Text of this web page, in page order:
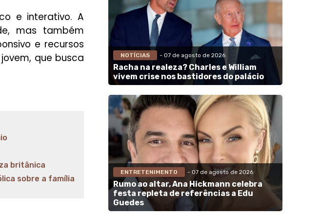
e interativo. A
mas também
e recursos
que busca
britânica
sobre a família
NOTÍCIAS - 07 de agosto de 2026
Racha na realeza? Charles e William
vivem crise nos bastidores do palácio
ENTRETENIMENTO - 07 de agosto de 2026
Rumo ao altar, Ana Hickmann celebra
festa repleta de referências a Edu
Guedes